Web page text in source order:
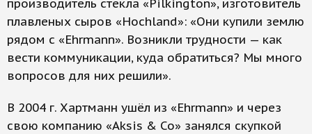
производитель стекла «Pilkington», изготовитель
плавленых сыров «Hochland»: «Они купили землю
рядом с «Ehrmann». Возникли трудности — как
вести коммуникации, куда обратиться? Мы много
вопросов для них решили».
В 2004 г. Хартманн ушёл из «Ehrmann» и через
свою компанию «Aksis & Co» занялся скупкой